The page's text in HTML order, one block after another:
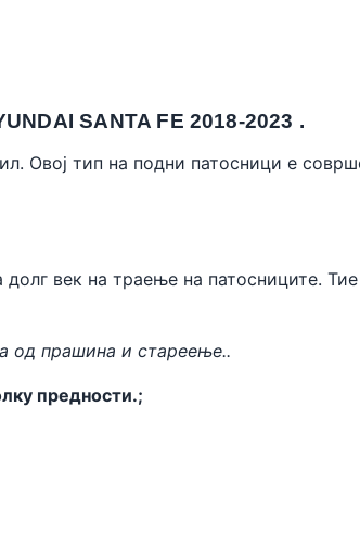
SANTA FE 2018-2023 .
Овој тип на подни патосници е
век на траење на патосниците. Тие
од прашина и стареење..
предности.;